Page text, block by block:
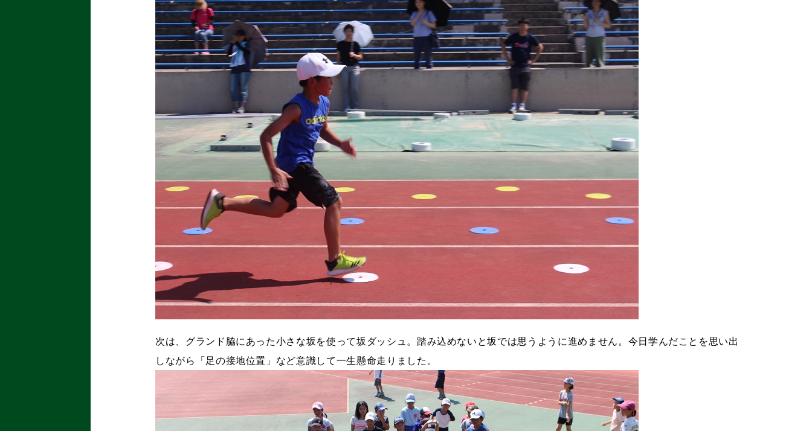
次は、グランド脇にあった小さな坂を使って坂ダッシュ。踏み込めないと坂では思うように進めません。今日学んだことを思い出
しながら「足の接地位置」など意識して一生懸命走りました。